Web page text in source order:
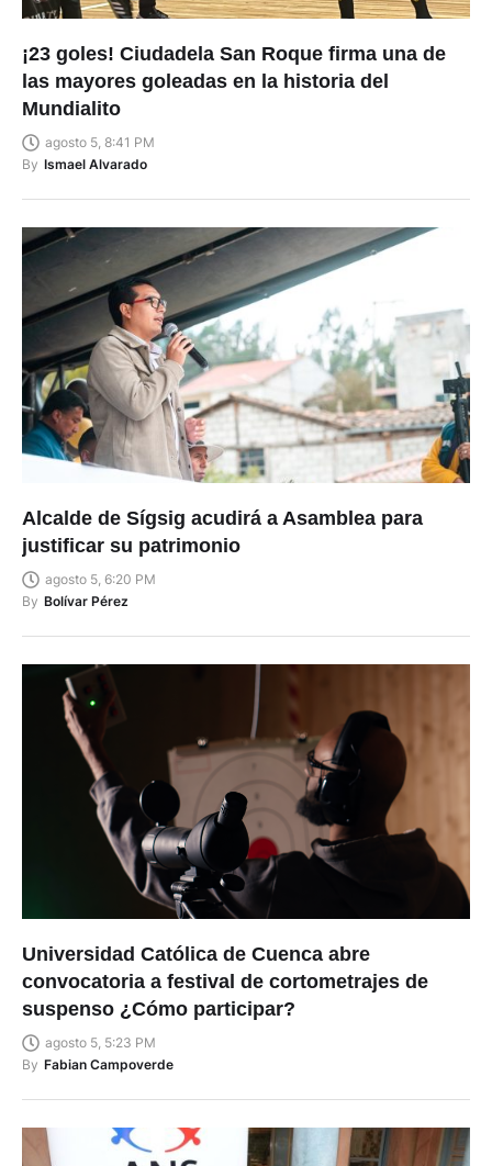
¡23 goles! Ciudadela San Roque firma una de
las mayores goleadas en la historia del
Mundialito
agosto 5, 8:41 PM
By Ismael Alvarado
Alcalde de Sígsig acudirá a Asamblea para
justificar su patrimonio
agosto 5, 6:20 PM
By Bolívar Pérez
Universidad Católica de Cuenca abre
convocatoria a festival de cortometrajes de
suspenso ¿Cómo participar?
agosto 5, 5:23 PM
By Fabian Campoverde